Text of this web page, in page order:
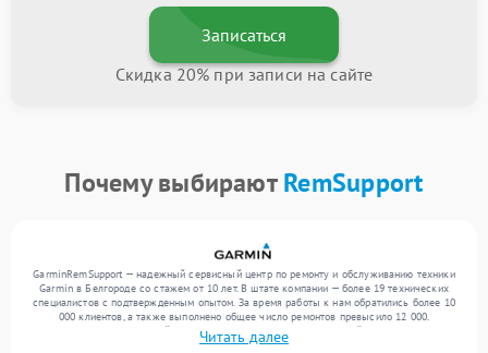
Записаться
Скидка 20% при записи на сайте
Почему выбираютRemSupport
GarminRemSupport — надежный сервисный центр по ремонту и обслуживанию техники
Garmin в Белгороде со стажем от 10 лет. В штате компании — более 19 технических
специалистов с подтвержденным опытом. За время работы к нам обратились более 10
000 клиентов, а также выполнено общее число ремонтов превысило 12 000.
Ежемесячно в сервисный центр поступает более 300 обращений, включая , , . Мы
выполняем ремонт различного уровня сложности и гарантируем высокое качество
Читать далее